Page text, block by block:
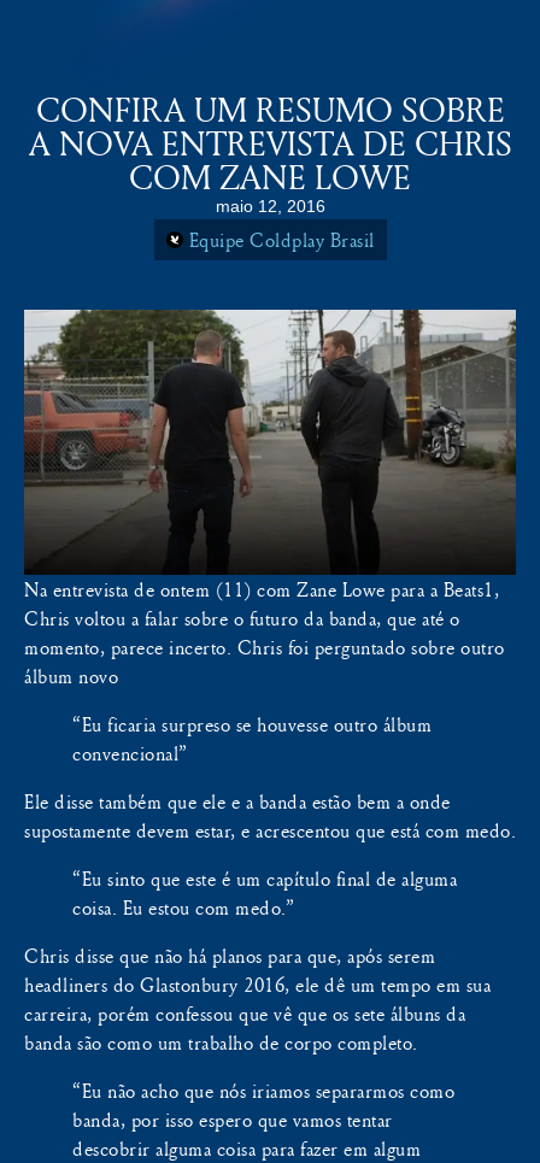
CONFIRA UM RESUMO SOBRE
A NOVA ENTREVISTA DE CHRIS
COM ZANE LOWE
maio 12, 2016
Equipe Coldplay Brasil
Na entrevista de ontem (11) com Zane Lowe para a Beats1,
Chris voltou a falar sobre o futuro da banda, que até o
momento, parece incerto. Chris foi perguntado sobre outro
álbum novo
“Eu ficaria surpreso se houvesse outro álbum
convencional”
Ele disse também que ele e a banda estão bem a onde
supostamente devem estar, e acrescentou que está com medo.
“Eu sinto que este é um capítulo final de alguma
coisa. Eu estou com medo.”
Chris disse que não há planos para que, após serem
headliners do Glastonbury 2016, ele dê um tempo em sua
carreira, porém confessou que vê que os sete álbuns da
banda são como um trabalho de corpo completo.
“Eu não acho que nós iriamos separarmos como
banda, por isso espero que vamos tentar
descobrir alguma coisa para fazer em algum